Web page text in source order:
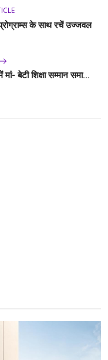
के साथ रचें उज्जवल
मां- बेटी शिक्षा सम्मान समा...